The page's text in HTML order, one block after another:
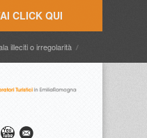
CLICK QUI
illeciti o irregolarità